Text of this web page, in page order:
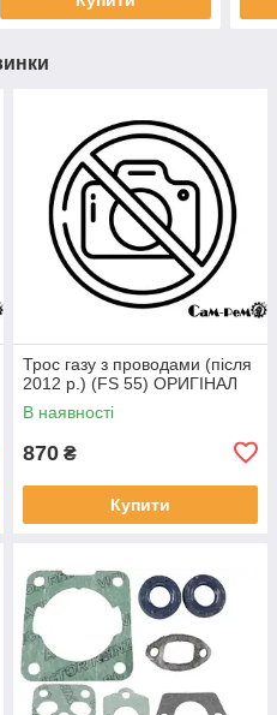
Трос газу з проводами (після
2012 р.) (FS 55) ОРИГІНАЛ
В наявності
870 ₴
Купити